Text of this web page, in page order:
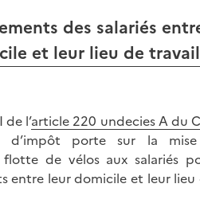
des salariés
et leur lieu de travail
l’article 220 undecies A du
d’impôt porte sur la
flotte de vélos aux salariés
entre leur domicile et leur lieu